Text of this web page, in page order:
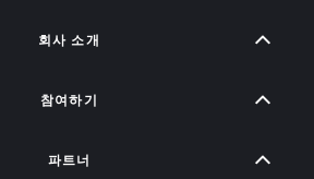
회사 소개
참여하기
파트너